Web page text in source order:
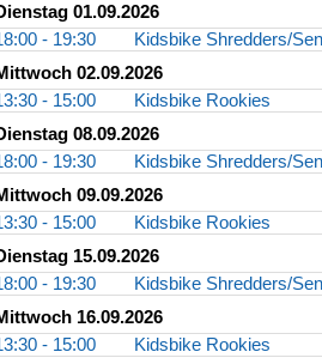
01.09.2026
- 19:30
Kidsbike Shredders/
02.09.2026
- 15:00
Kidsbike Rookies
08.09.2026
- 19:30
Kidsbike Shredders/
09.09.2026
- 15:00
Kidsbike Rookies
15.09.2026
- 19:30
Kidsbike Shredders/
16.09.2026
- 15:00
Kidsbike Rookies